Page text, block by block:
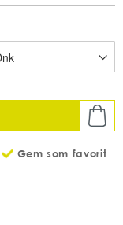
Gem som favorit